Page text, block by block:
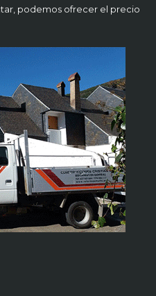
podemos ofrecer el precio